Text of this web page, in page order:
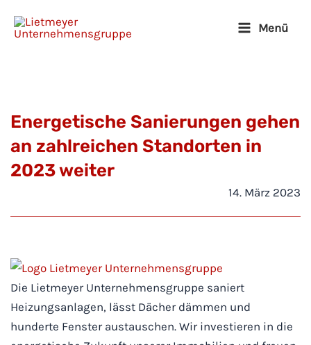
Inhalt
Menü
Energetische Sanierungen gehen
an zahlreichen Standorten in
2023 weiter
14. März 2023
Die Lietmeyer Unternehmensgruppe saniert
Heizungsanlagen, lässt Dächer dämmen und
hunderte Fenster austauschen. Wir investieren in die